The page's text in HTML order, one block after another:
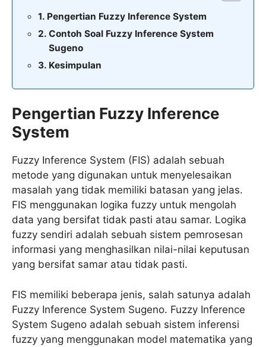
Pengertian Fuzzy Inference System
Contoh Soal Fuzzy Inference System
Sugeno
Kesimpulan
Pengertian Fuzzy Inference
System
Fuzzy Inference System (FIS) adalah sebuah
metode yang digunakan untuk menyelesaikan
masalah yang tidak memiliki batasan yang jelas.
FIS menggunakan logika fuzzy untuk mengolah
data yang bersifat tidak pasti atau samar. Logika
fuzzy sendiri adalah sebuah sistem pemrosesan
informasi yang menghasilkan nilai-nilai keputusan
yang bersifat samar atau tidak pasti.
FIS memiliki beberapa jenis, salah satunya adalah
Fuzzy Inference System Sugeno. Fuzzy Inference
System Sugeno adalah sebuah sistem inferensi
fuzzy yang menggunakan model matematika yang